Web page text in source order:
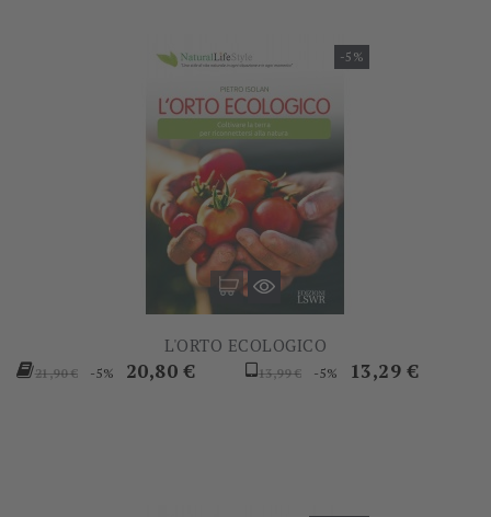
-5%
L'ORTO ECOLOGICO
Prezzo
21,90 € -5% Prezzo
20,80 €
Prezzo
13,99 € -5% Prezzo
13,29 €